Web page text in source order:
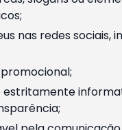
nas redes sociais,